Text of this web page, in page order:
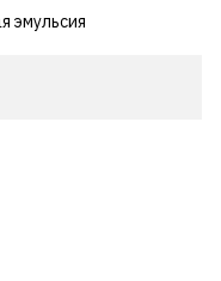
эмульсия